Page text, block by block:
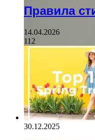
Правила
14.04.2026
112
30.12.2025